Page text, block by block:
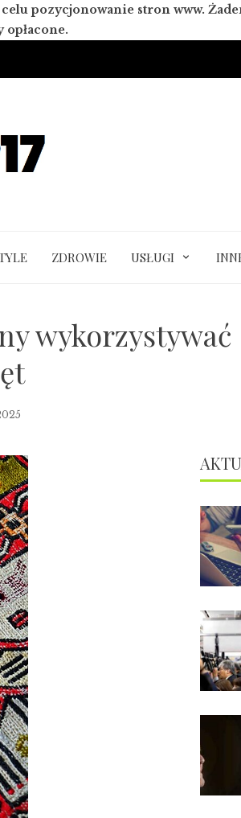
pozycjonowanie stron www.
opłacone.
ZDROWIE USŁUGI